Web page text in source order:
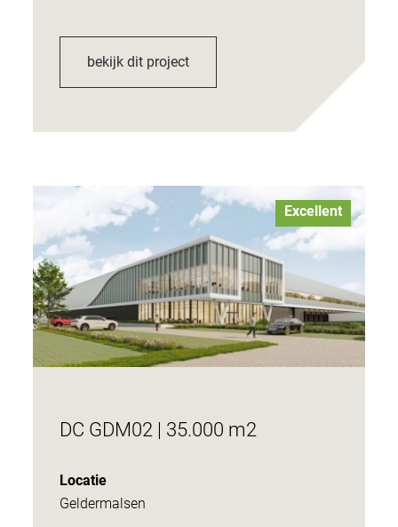
bekijk dit project
Excellent
DC GDM02 | 35.000 m2
Locatie
Geldermalsen